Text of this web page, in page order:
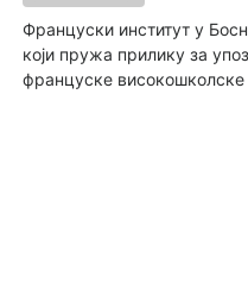
Француски институт у
који пружа прилику за
француске